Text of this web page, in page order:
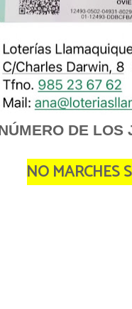
DE LOS
NO MARCHES